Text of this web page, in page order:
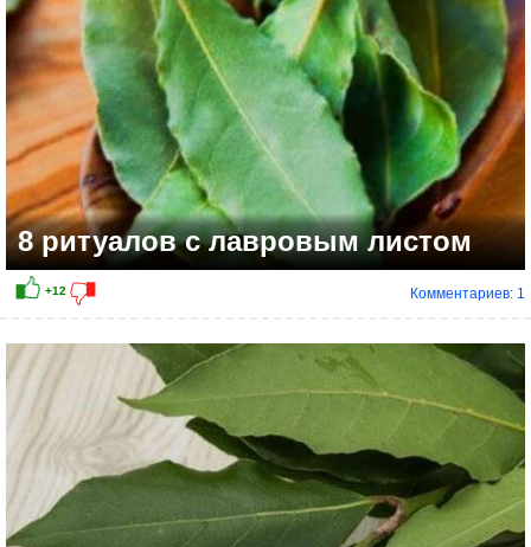
+18
8 ритуалов с лавровым листом
Комментариев: 1